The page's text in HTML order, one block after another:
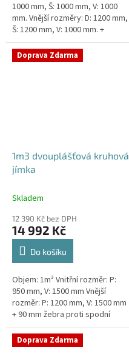
1000 mm, Š: 1000 mm, V: 1000
mm. Vnější rozměry: D: 1200 mm,
Š: 1200 mm, V: 1000 mm. +
komínek. Jímka vhodná pod
parkovací stání, komunikace...
Doprava Zdarma
1m3 dvouplášťová kruhová
jímka
Skladem
12 390 Kč bez DPH
14 992 Kč
Do košíku
Objem: 1m³ Vnitřní rozměr: P:
950 mm, V: 1500 mm Vnější
rozměr: P: 1200 mm, V: 1500 mm
+ 90 mm žebra proti spodní
vodě + komínek Jímka do míst s
vysokou hladinou spodní vody
–...
Doprava Zdarma